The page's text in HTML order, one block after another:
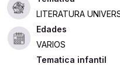
de Jersey son la vanguardia
planeta Marte...» Orson Wells,
LITERATURA
Edades
VARIOS
Tematica infantil